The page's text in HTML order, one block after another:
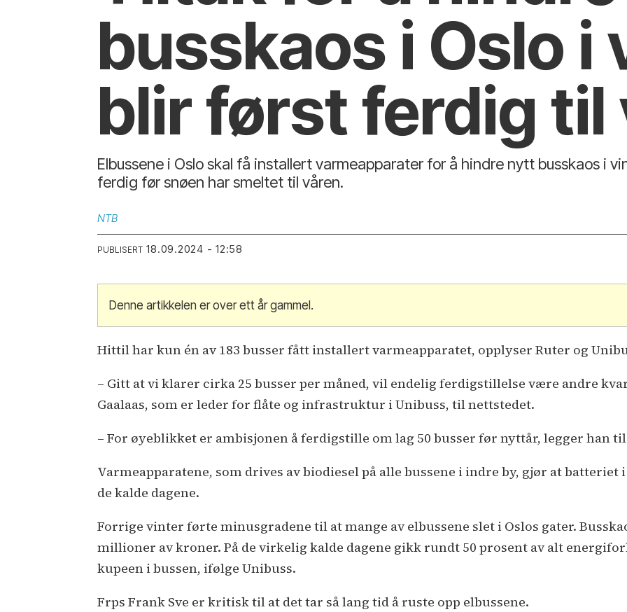
busskaos i Oslo i
blir først ferdig til
Elbussene i Oslo skal få installert varmeapparater for å hindre nytt busskaos i
ferdig før snøen har smeltet til våren.
NTB
PUBLISERT 18.09.2024 - 12:58
Denne artikkelen er over ett år gammel.
Hittil har kun én av 183 busser fått installert varmeapparatet, opplyser Ruter og
– Gitt at vi klarer cirka 25 busser per måned, vil endelig ferdigstillelse være andre
Gaalaas, som er leder for flåte og infrastruktur i Unibuss, til nettstedet.
– For øyeblikket er ambisjonen å ferdigstille om lag 50 busser før nyttår, legger han
Varmeapparatene, som drives av biodiesel på alle bussene i indre by, gjør at batteriet
de kalde dagene.
Forrige vinter førte minusgradene til at mange av elbussene slet i Oslos gater.
millioner av kroner. På de virkelig kalde dagene gikk rundt 50 prosent av alt
kupeen i bussen, ifølge Unibuss.
Frps Frank Sve er kritisk til at det tar så lang tid å ruste opp elbussene.